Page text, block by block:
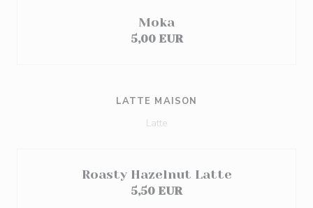
Moka
5,00 EUR
LATTE MAISON
Latte
Roasty Hazelnut Latte
5,50 EUR